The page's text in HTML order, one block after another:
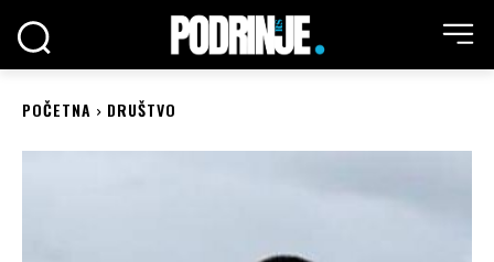
POČETNA DRUŠTVO